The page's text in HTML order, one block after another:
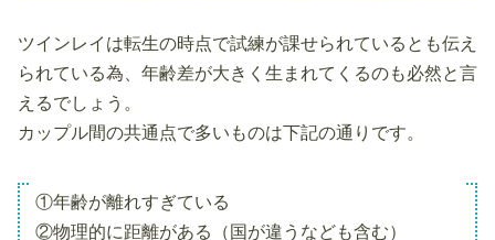
ツインレイは転生の時点で試練が課せられているとも伝え
られている為、年齢差が大きく生まれてくるのも必然と言
えるでしょう。
カップル間の共通点で多いものは下記の通りです。
①年齢が離れすぎている
②物理的に距離がある（国が違うなども含む）